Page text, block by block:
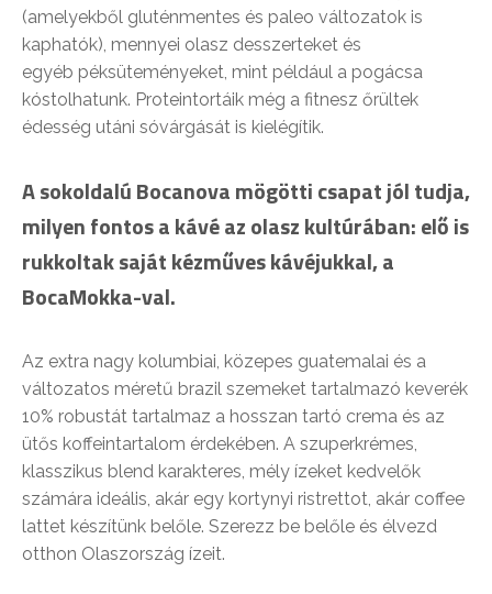
(amelyekből gluténmentes és paleo változatok is
kaphatók), mennyei olasz desszerteket és
egyéb péksüteményeket, mint például a pogácsa
kóstolhatunk. Proteintortáik még a fitnesz őrültek
édesség utáni sóvárgását is kielégítik.
A sokoldalú Bocanova mögötti csapat jól tudja,
milyen fontos a kávé az olasz kultúrában: elő is
rukkoltak saját kézműves kávéjukkal, a
BocaMokka-val.
Az extra nagy kolumbiai, közepes guatemalai és a
változatos méretű brazil szemeket tartalmazó keverék
10% robustát tartalmaz a hosszan tartó crema és az
ütős koffeintartalom érdekében. A szuperkrémes,
klasszikus blend karakteres, mély ízeket kedvelők
számára ideális, akár egy kortynyi ristrettot, akár coffee
lattet készítünk belőle. Szerezz be belőle és élvezd
otthon Olaszország ízeit.